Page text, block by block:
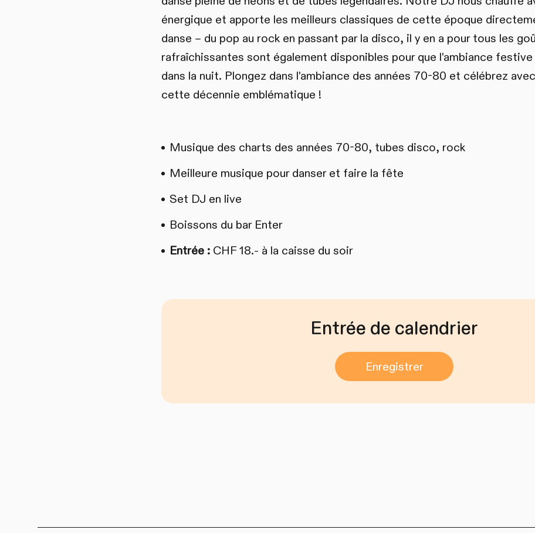
énergique et apporte les meilleurs classiques de cette époque
danse – du pop au rock en passant par la disco, il y en a pour tous les
rafraîchissantes sont également disponibles pour que l'ambiance festive
dans la nuit. Plongez dans l'ambiance des années 70-80 et célébrez
cette décennie emblématique !
Musique des charts des années 70-80, tubes disco, rock
Meilleure musique pour danser et faire la fête
Set DJ en live
Boissons du bar Enter
Entrée :CHF 18.- à la caisse du soir
Entrée de calendrier
Enregistrer